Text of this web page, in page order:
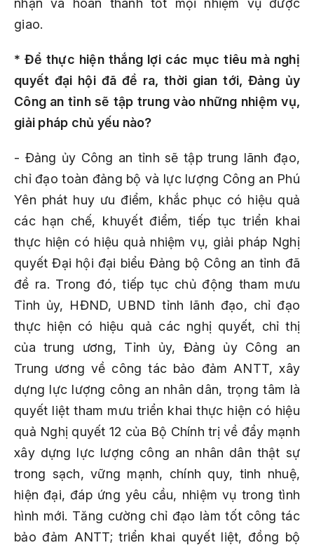
nhận và hoàn thành tốt mọi nhiệm vụ được
giao.
* Để thực hiện thắng lợi các mục tiêu mà nghị
quyết đại hội đã đề ra, thời gian tới, Đảng ủy
Công an tỉnh sẽ tập trung vào những nhiệm vụ,
giải pháp chủ yếu nào?
- Đảng ủy Công an tỉnh sẽ tập trung lãnh đạo,
chỉ đạo toàn đảng bộ và lực lượng Công an Phú
Yên phát huy ưu điểm, khắc phục có hiệu quả
các hạn chế, khuyết điểm, tiếp tục triển khai
thực hiện có hiệu quả nhiệm vụ, giải pháp Nghị
quyết Đại hội đại biểu Đảng bộ Công an tỉnh đã
đề ra. Trong đó, tiếp tục chủ động tham mưu
Tỉnh ủy, HĐND, UBND tỉnh lãnh đạo, chỉ đạo
thực hiện có hiệu quả các nghị quyết, chỉ thị
của trung ương, Tỉnh ủy, Đảng ủy Công an
Trung ương về công tác bảo đảm ANTT, xây
dựng lực lượng công an nhân dân, trọng tâm là
quyết liệt tham mưu triển khai thực hiện có hiệu
quả Nghị quyết 12 của Bộ Chính trị về đẩy mạnh
xây dựng lực lượng công an nhân dân thật sự
trong sạch, vững mạnh, chính quy, tinh nhuệ,
hiện đại, đáp ứng yêu cầu, nhiệm vụ trong tình
hình mới. Tăng cường chỉ đạo làm tốt công tác
bảo đảm ANTT; triển khai quyết liệt, đồng bộ